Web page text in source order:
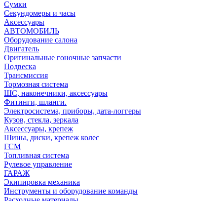
Сумки
Секундомеры и часы
Аксессуары
АВТОМОБИЛЬ
Оборудование салона
Двигатель
Оригинальные гоночные запчасти
Подвеска
Трансмиссия
Тормозная система
ШС, наконечники, аксессуары
Фитинги, шланги.
Электросистема, приборы, дата-логгеры
Кузов, стекла, зеркала
Аксессуары, крепеж
Шины, диски, крепеж колес
ГСМ
Топливная система
Рулевое управление
ГАРАЖ
Экипировка механика
Инструменты и оборудование команды